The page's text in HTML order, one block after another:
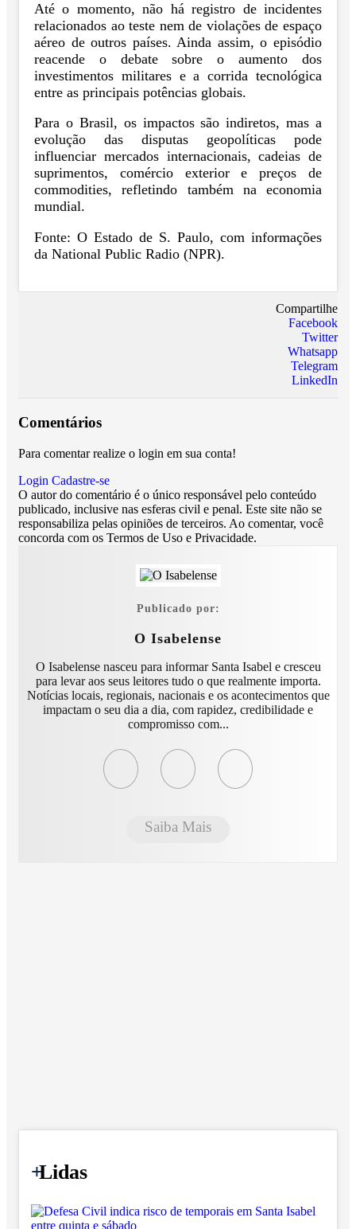
Até o momento, não há registro de incidentes
relacionados ao teste nem de violações de espaço
aéreo de outros países. Ainda assim, o episódio
reacende o debate sobre o aumento dos
investimentos militares e a corrida tecnológica
entre as principais potências globais.
Para o Brasil, os impactos são indiretos, mas a
evolução das disputas geopolíticas pode
influenciar mercados internacionais, cadeias de
suprimentos, comércio exterior e preços de
commodities, refletindo também na economia
mundial.
Fonte: O Estado de S. Paulo, com informações
da National Public Radio (NPR).
Compartilhe
Facebook
Twitter
Whatsapp
Telegram
LinkedIn
Comentários
Para comentar realize o login em sua conta!
Login Cadastre-se
O autor do comentário é o único responsável pelo conteúdo
publicado, inclusive nas esferas civil e penal. Este site não se
responsabiliza pelas opiniões de terceiros. Ao comentar, você
concorda com os Termos de Uso e Privacidade.
Publicado por:
O Isabelense
O Isabelense nasceu para informar Santa Isabel e cresceu
para levar aos seus leitores tudo o que realmente importa.
Notícias locais, regionais, nacionais e os acontecimentos que
impactam o seu dia a dia, com rapidez, credibilidade e
compromisso com...
Saiba Mais
+
Lidas